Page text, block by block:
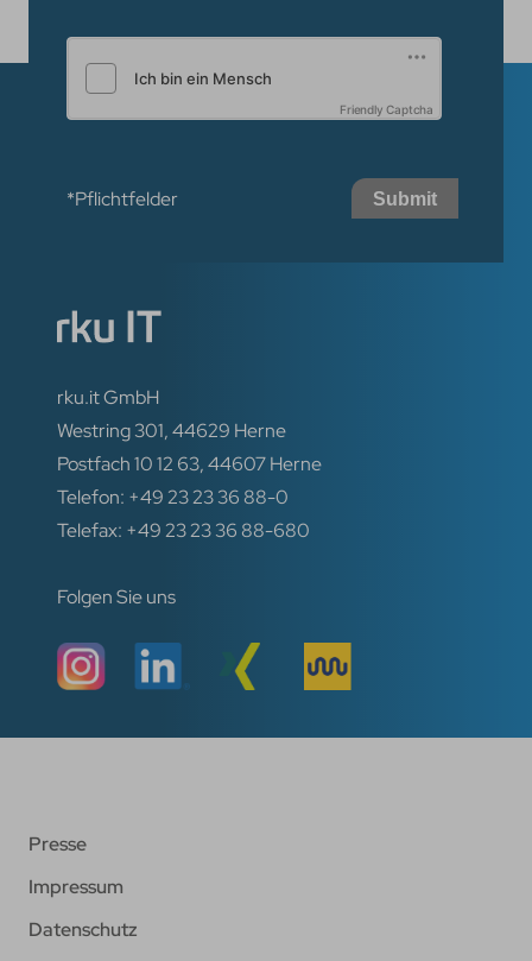
Friendly Captcha
*Pflichtfelder Submit
rku.it GmbH
Westring 301, 44629 Herne
Postfach 10 12 63, 44607 Herne
Telefon: +49 23 23 36 88-0
Telefax: +49 23 23 36 88-680
Folgen Sie uns
Presse
Impressum
Datenschutz